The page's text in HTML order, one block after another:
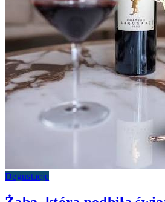
Degustacje